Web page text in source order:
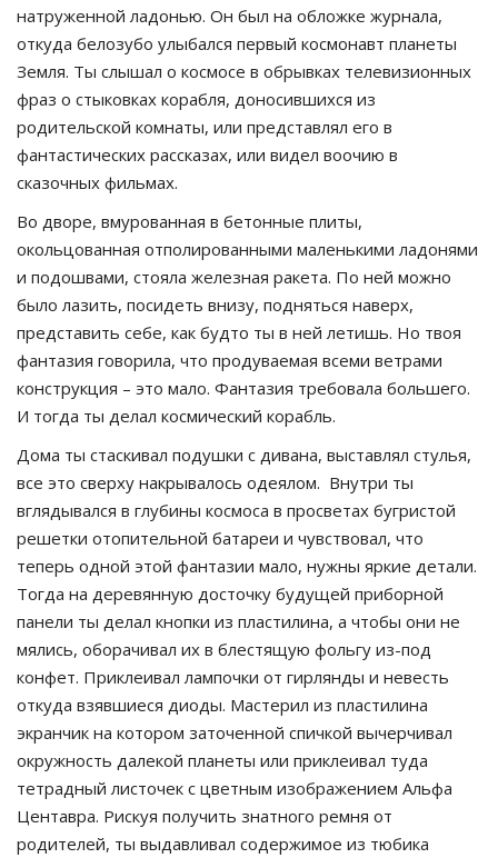
натруженной ладонью. Он был на обложке журнала,
откуда белозубо улыбался первый космонавт планеты
Земля. Ты слышал о космосе в обрывках телевизионных
фраз о стыковках корабля, доносившихся из
родительской комнаты, или представлял его в
фантастических рассказах, или видел воочию в
сказочных фильмах.
Во дворе, вмурованная в бетонные плиты,
окольцованная отполированными маленькими ладонями
и подошвами, стояла железная ракета. По ней можно
было лазить, посидеть внизу, подняться наверх,
представить себе, как будто ты в ней летишь. Но твоя
фантазия говорила, что продуваемая всеми ветрами
конструкция – это мало. Фантазия требовала большего.
И тогда ты делал космический корабль.
Дома ты стаскивал подушки с дивана, выставлял стулья,
все это сверху накрывалось одеялом. Внутри ты
вглядывался в глубины космоса в просветах бугристой
решетки отопительной батареи и чувствовал, что
теперь одной этой фантазии мало, нужны яркие детали.
Тогда на деревянную досточку будущей приборной
панели ты делал кнопки из пластилина, а чтобы они не
мялись, оборачивал их в блестящую фольгу из-под
конфет. Приклеивал лампочки от гирлянды и невесть
откуда взявшиеся диоды. Мастерил из пластилина
экранчик на котором заточенной спичкой вычерчивал
окружность далекой планеты или приклеивал туда
тетрадный листочек с цветным изображением Альфа
Центавра. Рискуя получить знатного ремня от
родителей, ты выдавливал содержимое из тюбика